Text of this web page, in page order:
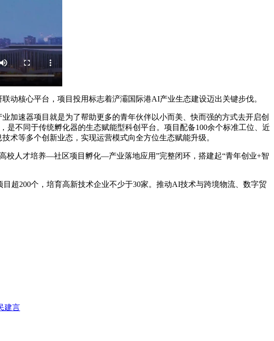
核心平台，项目投用标志着浐灞国际港AI产业生态建设迈出关键步伐。
速器项目就是为了帮助更多的青年伙伴以小而美、快而强的方式去开启创
不同于传统孵化器的生态赋能型科创平台。项目配备100余个标准工位、近
术等多个创新业态，实现运营模式向全方位生态赋能升级。
人才培养—社区项目孵化—产业落地应用”完整闭环，搭建起“青年创业+智
200个，培育高新技术企业不少于30家。推动AI技术与跨境物流、数字贸
建言